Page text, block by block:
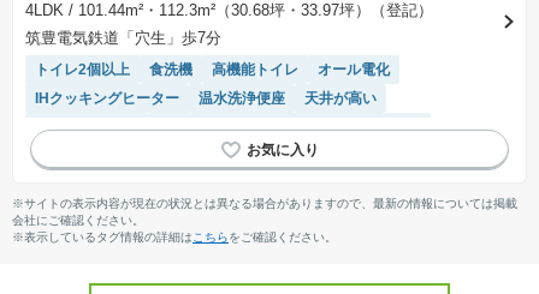
4LDK / 101.44m²・112.3m²（30.68坪・33.97坪）（登記）
筑豊電気鉄道「穴生」歩7分
トイレ2個以上 食洗機 高機能トイレ
オール電化
IHクッキングヒーター
温水洗浄便座
天井が高い
フラット35適合
SIC モニター付きインターホン
WIC
システムキッチン
陽当り良好
接面道路の幅が６m以上
※サイトの表示内容が現在の状況とは異なる場合がありますので、最新の情報については掲載
会社にご確認ください。
※表示しているタグ情報の詳細は こちらをご確認ください。